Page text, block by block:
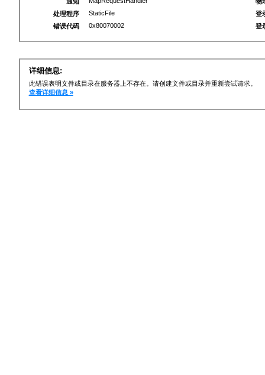
处理程序
StaticFile
错误代码
0x80070002
登
登
详细信息:
此错误表明文件或目录在服务器上不存在。请创建文件或目录并重新尝试请求。
查看详细信息 »